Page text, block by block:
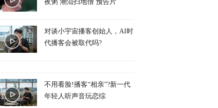
夜粥 潮汕扫地僧 预告片
对谈小宇宙播客创始人，AI时
代播客会被取代吗?
不用看脸!播客“相亲”?新一代
年轻人听声音玩恋综